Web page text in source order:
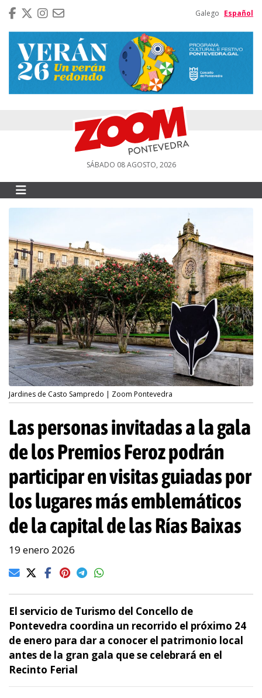
Galego Español
SÁBADO 08 AGOSTO, 2026
Jardines de Casto Sampredo | Zoom Pontevedra
Las personas invitadas a la gala
de los Premios Feroz podrán
participar en visitas guiadas por
los lugares más emblemáticos
de la capital de las Rías Baixas
19 enero 2026
El servicio de Turismo del Concello de
Pontevedra coordina un recorrido el próximo 24
de enero para dar a conocer el patrimonio local
antes de la gran gala que se celebrará en el
Recinto Ferial